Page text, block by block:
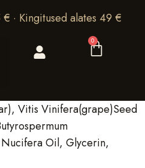
· Kingitused alates 49 €
0
Vitis Vinifera(grape)Seed
Nucifera Oil, Glycerin,